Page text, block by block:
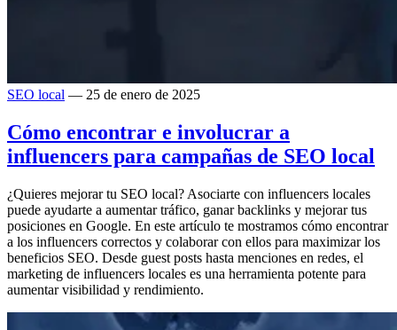
SEO local — 25 de enero de 2025
Cómo encontrar e involucrar a
influencers para campañas de SEO local
¿Quieres mejorar tu SEO local? Asociarte con influencers locales
puede ayudarte a aumentar tráfico, ganar backlinks y mejorar tus
posiciones en Google. En este artículo te mostramos cómo encontrar
a los influencers correctos y colaborar con ellos para maximizar los
beneficios SEO. Desde guest posts hasta menciones en redes, el
marketing de influencers locales es una herramienta potente para
aumentar visibilidad y rendimiento.